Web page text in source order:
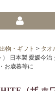
物・ギフト > タオ
日本製 愛媛今治
お歳暮等に